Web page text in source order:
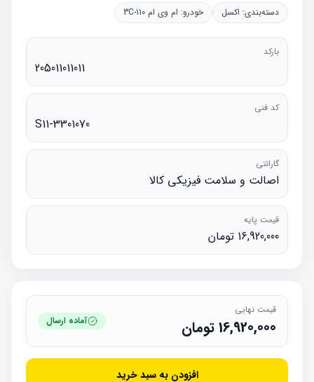
دسته‌بندی: اکسل خودرو: ام وی ام 110-3C
بارکد
205011011011
کد فنی
S11-3301070
گارانتی
اصالت و سلامت فیزیکی کالا
قیمت پایه
16,920,000 تومان
قیمت نهایی
16,920,000تومان آماده ارسال
افزودن به سبد خرید